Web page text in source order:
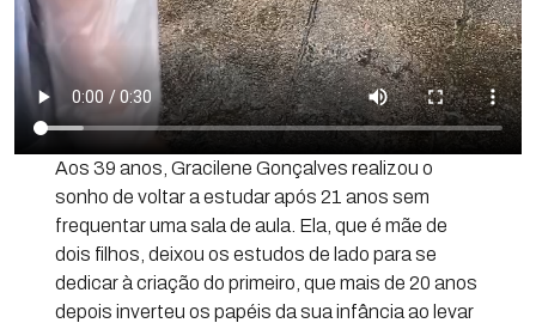
Aos 39 anos, Gracilene Gonçalves realizou o
sonho de voltar a estudar após 21 anos sem
frequentar uma sala de aula. Ela, que é mãe de
dois filhos, deixou os estudos de lado para se
dedicar à criação do primeiro, que mais de 20 anos
depois inverteu os papéis da sua infância ao levar